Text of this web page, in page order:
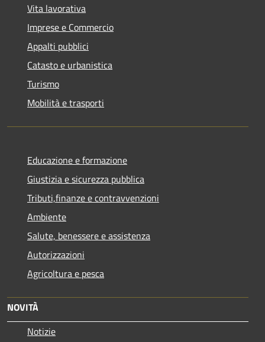
Vita lavorativa
Imprese e Commercio
Appalti pubblici
Catasto e urbanistica
Turismo
Mobilità e trasporti
Educazione e formazione
Giustizia e sicurezza pubblica
Tributi,finanze e contravvenzioni
Ambiente
Salute, benessere e assistenza
Autorizzazioni
Agricoltura e pesca
NOVITÀ
Notizie